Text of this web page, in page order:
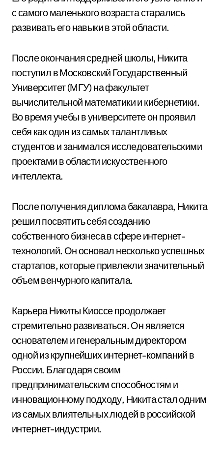
с самого маленького возраста старались
развивать его навыки в этой области.
После окончания средней школы, Никита
поступил в Московский Государственный
Университет (МГУ) на факультет
вычислительной математики и кибернетики.
Во время учебы в университете он проявил
себя как один из самых талантливых
студентов и занимался исследовательскими
проектами в области искусственного
интеллекта.
После получения диплома бакалавра, Никита
решил посвятить себя созданию
собственного бизнеса в сфере интернет-
технологий. Он основал несколько успешных
стартапов, которые привлекли значительный
объем венчурного капитала.
Карьера Никиты Киоссе продолжает
стремительно развиваться. Он является
основателем и генеральным директором
одной из крупнейших интернет-компаний в
России. Благодаря своим
предпринимательским способностям и
инновационному подходу, Никита стал одним
из самых влиятельных людей в российской
интернет-индустрии.